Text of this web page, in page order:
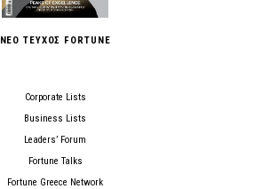
ΝΕΟ ΤΕΥΧΟΣ FORTUNE
Corporate Lists
Business Lists
Leaders’ Forum
Fortune Talks
Fortune Greece Network